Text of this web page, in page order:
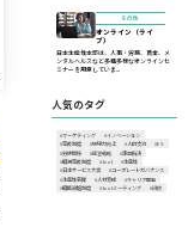
その他
オンライン（ライ
ブ）
日本生産性本部は、人事・労務、賃金、メ
ンタルヘルスなど多種多様なオンラインセ
ミナーを用意していま...
人気のタグ
#マーケティング
#イノベーション
#等級制度
#現場力向上 #人的交流
#ES
#労使関係
#経営戦略
#課題解決
#職務等級制度
#1on1
#生産性
#日本サービス大賞
#コーポレートガバナンス
#生産性新聞
#人材育成
#キャリア開発
#職能資格制度
#1on1ミーティング #研修